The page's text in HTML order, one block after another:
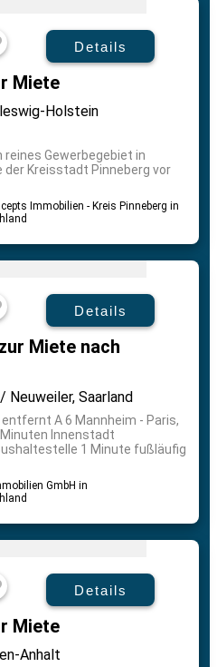
Details
Miete
Holstein
reines Gewerbegebiet in
Kreisstadt Pinneberg vor
Immobilien - Kreis Pinneberg in
Details
Miete nach
Neuweiler, Saarland
A 6 Mannheim - Paris,
Innenstadt
1 Minute fußläufig
GmbH in
Details
Miete
Anhalt